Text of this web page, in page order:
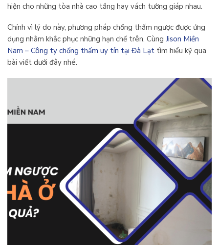
hiện cho những tòa nhà cao tầng hay vách tường giáp nhau.
Chính vì lý do này, phương pháp chống thấm ngược được ứng
dụng nhằm khắc phục những hạn chế trên. Cùng Jison Miền
Nam – Công ty chống thấm uy tín tại Đà Lạt tìm hiểu kỹ qua
bài viết dưới đây nhé.